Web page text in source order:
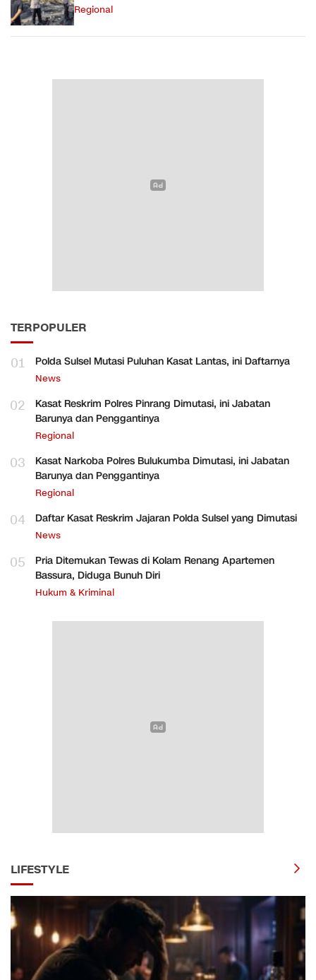
Regional
TERPOPULER
01 Polda Sulsel Mutasi Puluhan Kasat Lantas, ini Daftarnya
News
02
Kasat Reskrim Polres Pinrang Dimutasi, ini Jabatan
Barunya dan Penggantinya
Regional
03
Kasat Narkoba Polres Bulukumba Dimutasi, ini Jabatan
Barunya dan Penggantinya
Regional
04 Daftar Kasat Reskrim Jajaran Polda Sulsel yang Dimutasi
News
05
Pria Ditemukan Tewas di Kolam Renang Apartemen
Bassura, Diduga Bunuh Diri
Hukum & Kriminal
LIFESTYLE